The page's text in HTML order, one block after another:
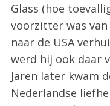
Glass (hoe
voorzitter was van
naar de USA
werd hij ook daar
Jaren later kwam
Nederlandse